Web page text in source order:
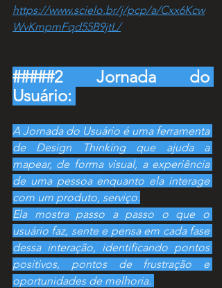
https://www.scielo.br/j/pcp/a/Cxx6Kcw
WvKmpmFqd55B9jtL/
#####2 Jornada do
Usuário:
A Jornada do Usuário é uma ferramenta
de Design Thinking que ajuda a
mapear, de forma visual, a experiência
de uma pessoa enquanto ela interage
com um produto, serviço.
Ela mostra passo a passo o que o
usuário faz, sente e pensa em cada fase
dessa interação, identificando pontos
positivos, pontos de frustração e
oportunidades de melhoria.